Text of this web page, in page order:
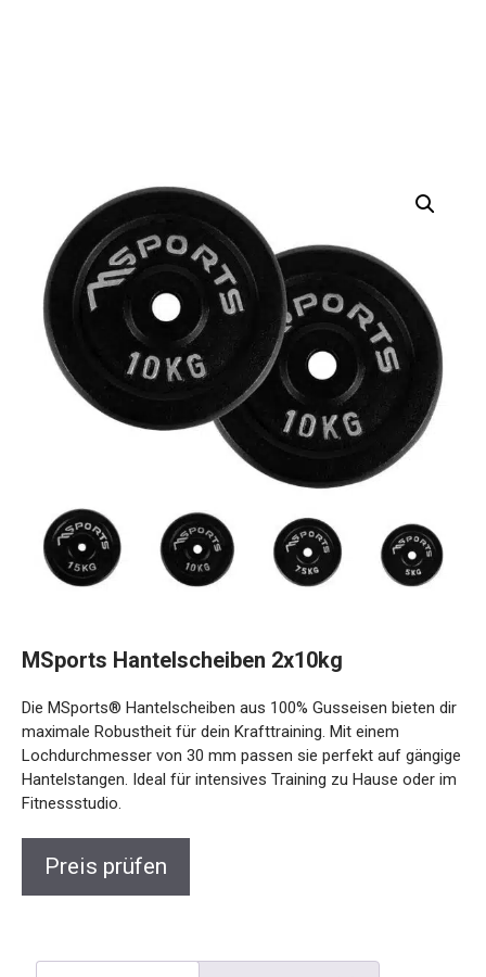
MSports Hantelscheiben 2x10kg
Die MSports® Hantelscheiben aus 100% Gusseisen bieten
dir maximale Robustheit für dein Krafttraining. Mit einem
Lochdurchmesser von 30 mm passen sie perfekt auf
gängige Hantelstangen. Ideal für intensives Training zu
Preis prüfen